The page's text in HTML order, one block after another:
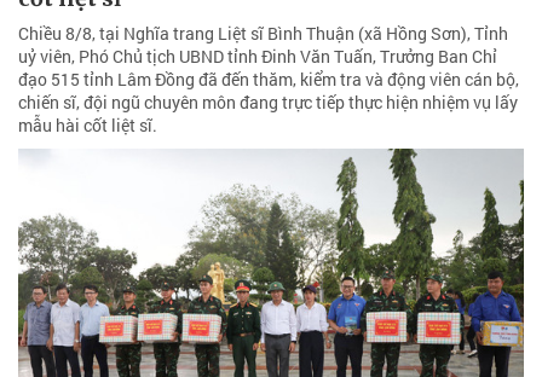
Chiều 8/8, tại Nghĩa trang Liệt sĩ Bình Thuận (xã Hồng Sơn), Tỉnh
uỷ viên, Phó Chủ tịch UBND tỉnh Đinh Văn Tuấn, Trưởng Ban Chỉ
đạo 515 tỉnh Lâm Đồng đã đến thăm, kiểm tra và động viên cán bộ,
chiến sĩ, đội ngũ chuyên môn đang trực tiếp thực hiện nhiệm vụ lấy
mẫu hài cốt liệt sĩ.